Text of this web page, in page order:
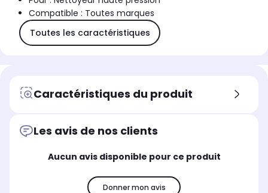
Compatible : Toutes marques
Toutes les caractéristiques
Caractéristiques du produit
Les avis de nos clients
Aucun avis disponible pour ce produit
Donner mon avis